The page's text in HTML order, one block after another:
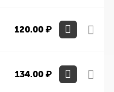
120.00₽
134.00₽